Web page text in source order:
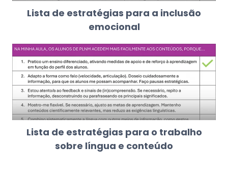
Lista de estratégias para a inclusão
emocional
Lista de estratégias para o trabalho
sobre língua e conteúdo